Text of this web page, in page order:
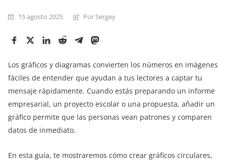
15 agosto 2025 Por Sergey
Los gráficos y diagramas convierten los números en imágenes
fáciles de entender que ayudan a tus lectores a captar tu
mensaje rápidamente. Cuando estás preparando un informe
empresarial, un proyecto escolar o una propuesta, añadir un
gráfico permite que las personas vean patrones y comparen
datos de inmediato.
En esta guía, te mostraremos cómo crear gráficos circulares,